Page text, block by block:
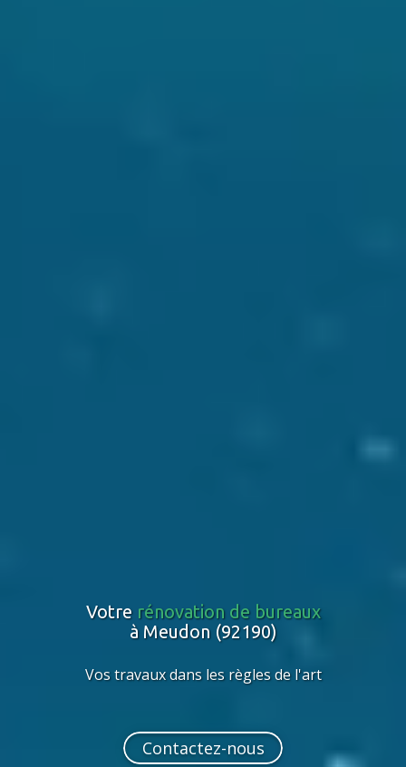
Votre rénovation de bureaux
à Meudon (92190)
Vos travaux dans les règles de l'art
Contactez-nous